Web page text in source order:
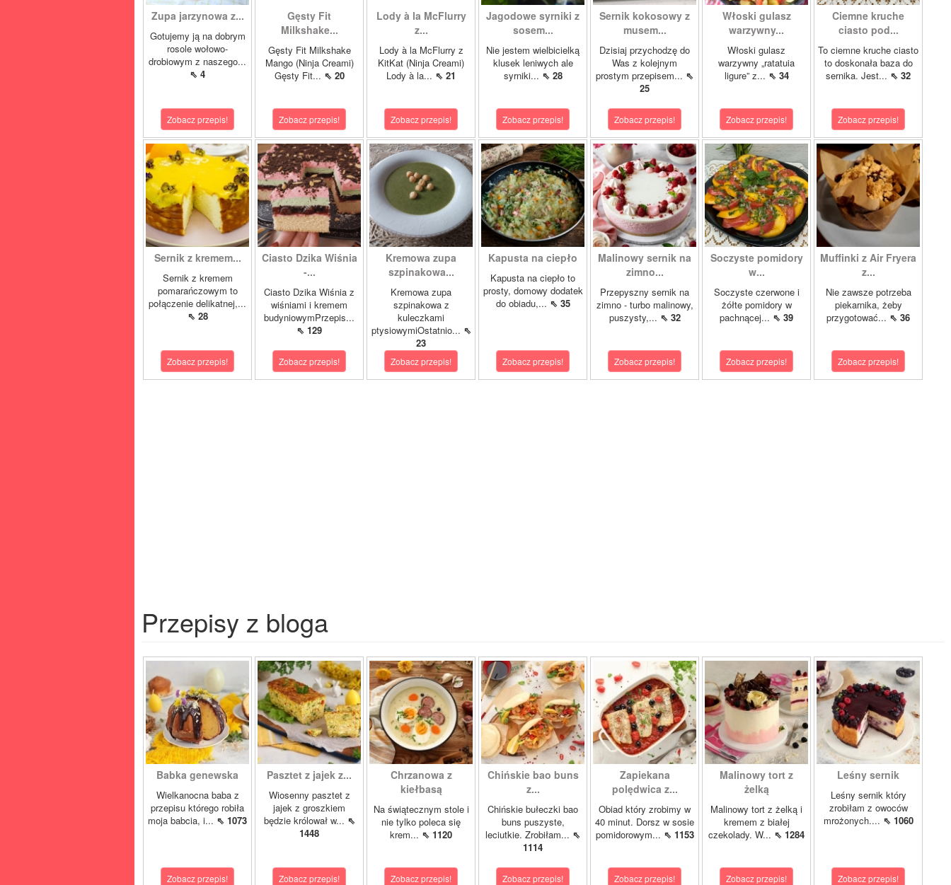
Zupa jarzynowa z...
Gotujemy ją na dobrym
rosole wołowo-
drobiowym z naszego...
⇖ 4
Zobacz przepis!
Gęsty Fit
Milkshake...
Gęsty Fit Milkshake
Mango (Ninja Creami)
Gęsty Fit... ⇖ 20
Zobacz przepis!
Lody à la McFlurry
z...
Lody à la McFlurry z
KitKat (Ninja Creami)
Lody à la... ⇖ 21
Zobacz przepis!
Jagodowe syrniki z
sosem...
Nie jestem wielbicielką
klusek leniwych ale
syrniki... ⇖ 28
Zobacz przepis!
Sernik kokosowy z
musem...
Dzisiaj przychodzę do
Was z kolejnym
prostym przepisem... ⇖
25
Zobacz przepis!
Włoski gulasz
warzywny...
Włoski gulasz
warzywny „ratatuia
ligure” z... ⇖ 34
Zobacz przepis!
Ciemne kruche
ciasto pod...
To ciemne kruche ciasto
to doskonała baza do
sernika. Jest... ⇖ 32
Zobacz przepis!
Sernik z kremem...
Sernik z kremem
pomarańczowym to
połączenie delikatnej,...
⇖ 28
Zobacz przepis!
Ciasto Dzika Wiśnia
-...
Ciasto Dzika Wiśnia z
wiśniami i kremem
budyniowymPrzepis...
⇖ 129
Zobacz przepis!
Kremowa zupa
szpinakowa...
Kremowa zupa
szpinakowa z
kuleczkami
ptysiowymiOstatnio... ⇖
23
Zobacz przepis!
Kapusta na ciepło
Kapusta na ciepło to
prosty, domowy dodatek
do obiadu,... ⇖ 35
Zobacz przepis!
Malinowy sernik na
zimno...
Przepyszny sernik na
zimno - turbo malinowy,
puszysty,... ⇖ 32
Zobacz przepis!
Soczyste pomidory
w...
Soczyste czerwone i
żółte pomidory w
pachnącej... ⇖ 39
Zobacz przepis!
Muffinki z Air Fryera
z...
Nie zawsze potrzeba
piekarnika, żeby
przygotować... ⇖ 36
Zobacz przepis!
Przepisy z bloga
Babka genewska
Wielkanocna baba z
przepisu którego robiła
moja babcia, i... ⇖ 1073
Zobacz przepis!
Pasztet z jajek z...
Wiosenny pasztet z
jajek z groszkiem
będzie królował w... ⇖
1448
Zobacz przepis!
Chrzanowa z
kiełbasą
Na świątecznym stole i
nie tylko poleca się
krem... ⇖ 1120
Zobacz przepis!
Chińskie bao buns
z...
Chińskie bułeczki bao
buns puszyste,
leciutkie. Zrobiłam... ⇖
1114
Zobacz przepis!
Zapiekana
polędwica z...
Obiad który zrobimy w
40 minut. Dorsz w sosie
pomidorowym... ⇖ 1153
Zobacz przepis!
Malinowy tort z
żelką
Malinowy tort z żelką i
kremem z białej
czekolady. W... ⇖ 1284
Zobacz przepis!
Leśny sernik
Leśny sernik który
zrobiłam z owoców
mrożonych.... ⇖ 1060
Zobacz przepis!